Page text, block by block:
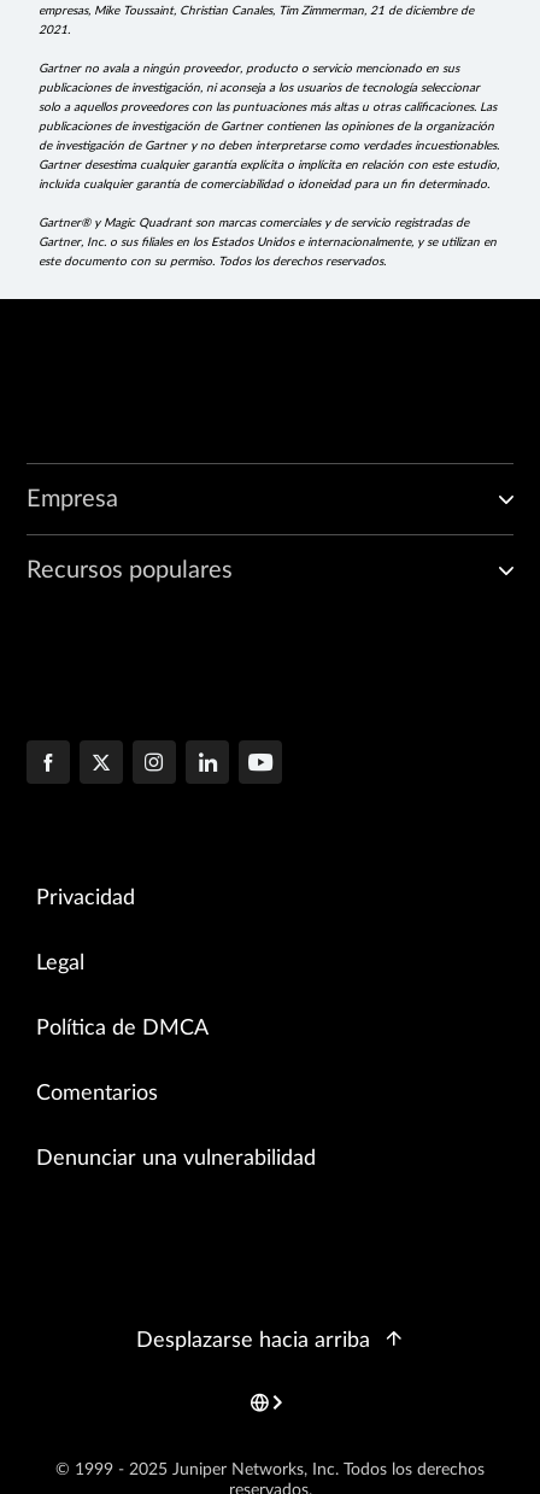
empresas, Mike Toussaint, Christian Canales, Tim Zimmerman, 21 de diciembre de
2021.
Gartner no avala a ningún proveedor, producto o servicio mencionado en sus
publicaciones de investigación, ni aconseja a los usuarios de tecnología seleccionar
solo a aquellos proveedores con las puntuaciones más altas u otras calificaciones. Las
publicaciones de investigación de Gartner contienen las opiniones de la organización
de investigación de Gartner y no deben interpretarse como verdades incuestionables.
Gartner desestima cualquier garantía explícita o implícita en relación con este estudio,
incluida cualquier garantía de comerciabilidad o idoneidad para un fin determinado.
Gartner® y Magic Quadrant son marcas comerciales y de servicio registradas de
Gartner, Inc. o sus filiales en los Estados Unidos e internacionalmente, y se utilizan en
este documento con su permiso. Todos los derechos reservados.
Empresa
Recursos populares
Privacidad
Legal
Política de DMCA
Comentarios
Denunciar una vulnerabilidad
© 1999 - 2025 Juniper Networks, Inc. Todos los derechos
Desplazarse hacia arriba